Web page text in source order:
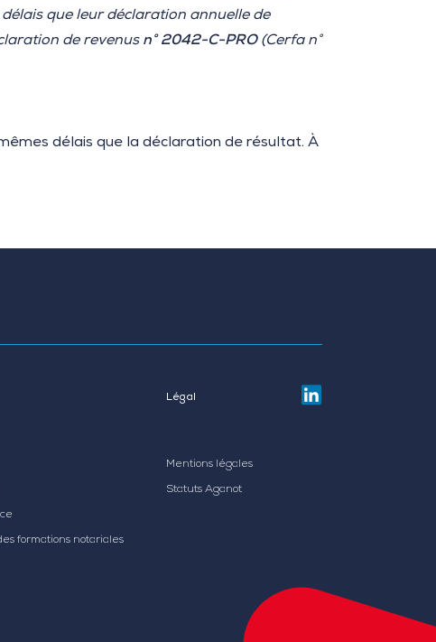
que leur déclaration annuelle de
de revenus n° 2042-C-PRO(Cerfa n°
délais que la déclaration de résultat. À
formations notariales
Légal
Mentions légales
Statuts Aganot